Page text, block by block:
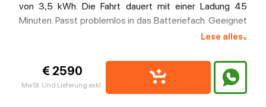
von 3,5 kWh. Die Fahrt dauert mit einer Ladung 45
Minuten. Passt problemlos in das Batteriefach. Geeignet
für alle Radinn-Modelle (Explore, Freeride, Carve).Lese alles^
€ 2590
MwSt. Und Lieferung exkl.